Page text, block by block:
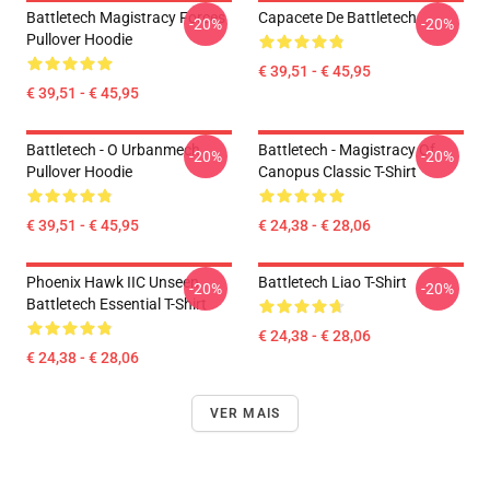
Battletech Magistracy Forces
Pullover Hoodie
€ 39,51 - € 45,95
-20% Capacete De Battletech
€ 39,51 - € 45,95
-20%
Battletech - O Urbanmech
Pullover Hoodie
€ 39,51 - € 45,95
-20%
Battletech - Magistracy Of
Canopus Classic T-Shirt
€ 24,38 - € 28,06
-20%
Phoenix Hawk IIC Unseen
Battletech Essential T-Shirt
€ 24,38 - € 28,06
-20% Battletech Liao T-Shirt
€ 24,38 - € 28,06
-20%
VER MAIS